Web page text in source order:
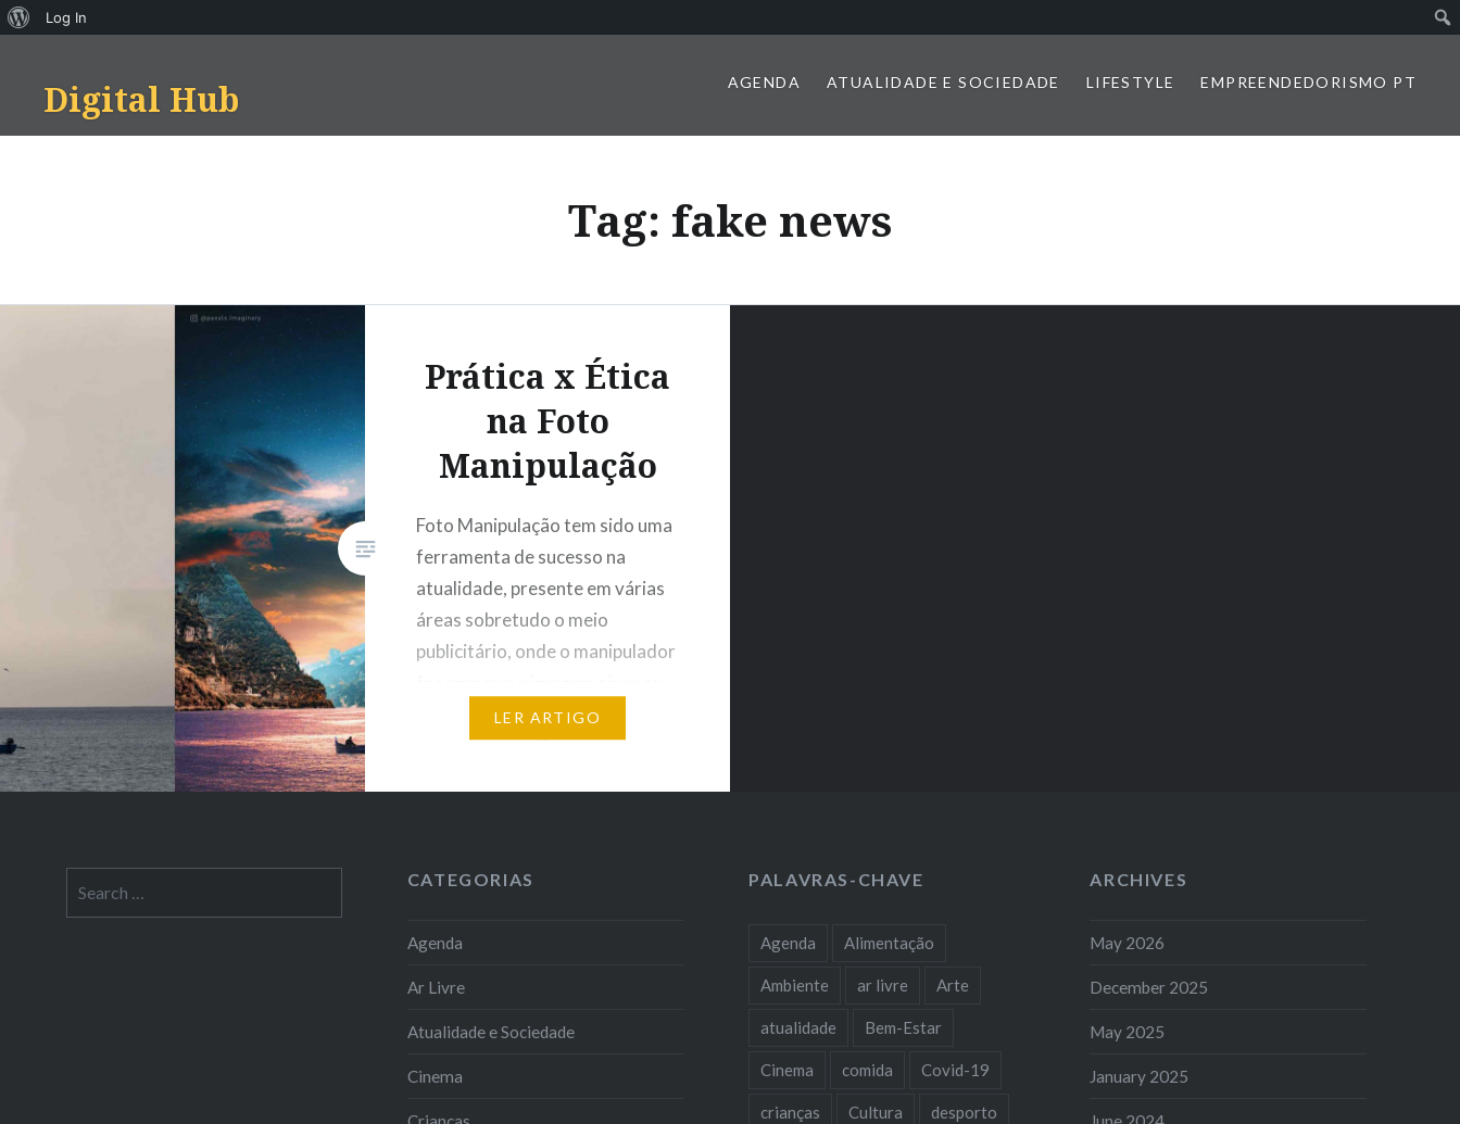
contentDigital Hub AGENDA ATUALIDADE E SOCIEDADE LIFESTYLE EMPREENDEDORISMO PT
Tag: fake news
Prática x Ética
na Foto
Manipulação
Foto Manipulação tem sido uma
ferramenta de sucesso na
atualidade, presente em várias
áreas sobretudo o meio
publicitário, onde o manipulador
objeto em questão e é nos dias
que correm um tema em
LER ARTIGO
for:
CATEGORIAS
Agenda
Ar Livre
Atualidade e Sociedade
Cinema
PALAVRAS-CHAVE
Agenda Alimentação
Ambiente ar livre Arte
atualidade Bem-Estar
Cinema comida Covid-19
crianças Cultura desporto
ARCHIVES
May 2026
December 2025
May 2025
January 2025
About
Log In